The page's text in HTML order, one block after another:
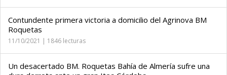
Contundente primera victoria a domicilio del Agrinova BM
Roquetas
11/10/2021 | 1846 lecturas
Un desacertado BM. Roquetas Bahía de Almería sufre una